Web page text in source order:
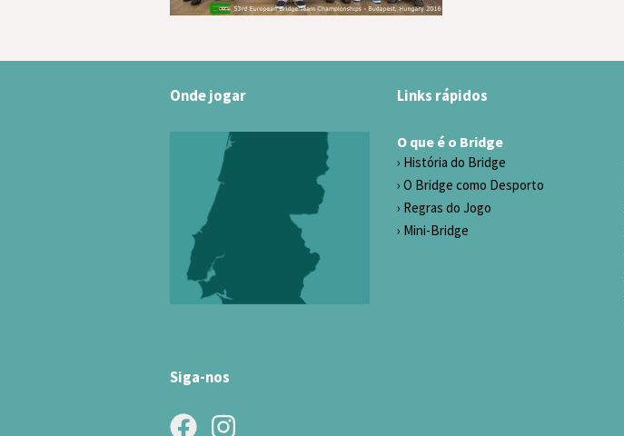
Onde jogar Links rápidos
O que é o Bridge
História do Bridge
O Bridge como Desporto
Regras do Jogo
Mini-Bridge
Siga-nos